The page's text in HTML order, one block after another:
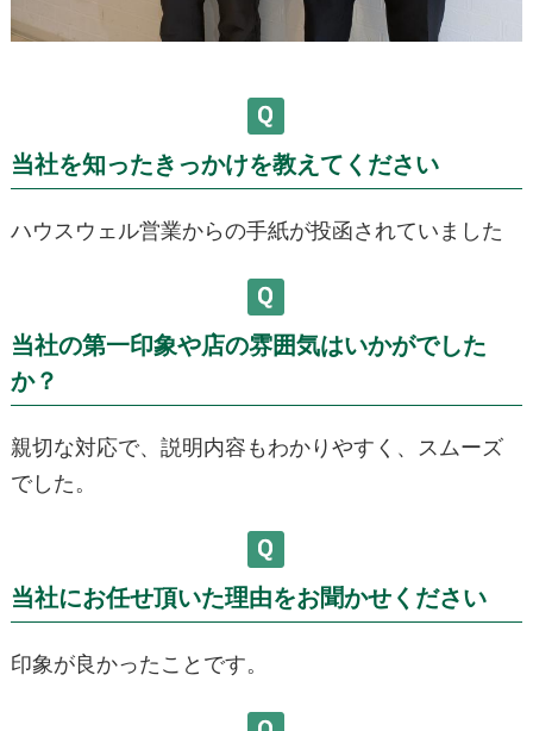
当社を知ったきっかけを教えてください
ハウスウェル営業からの手紙が投函されていました
当社の第一印象や店の雰囲気はいかがでした
か？
親切な対応で、説明内容もわかりやすく、スムーズ
でした。
当社にお任せ頂いた理由をお聞かせください
印象が良かったことです。